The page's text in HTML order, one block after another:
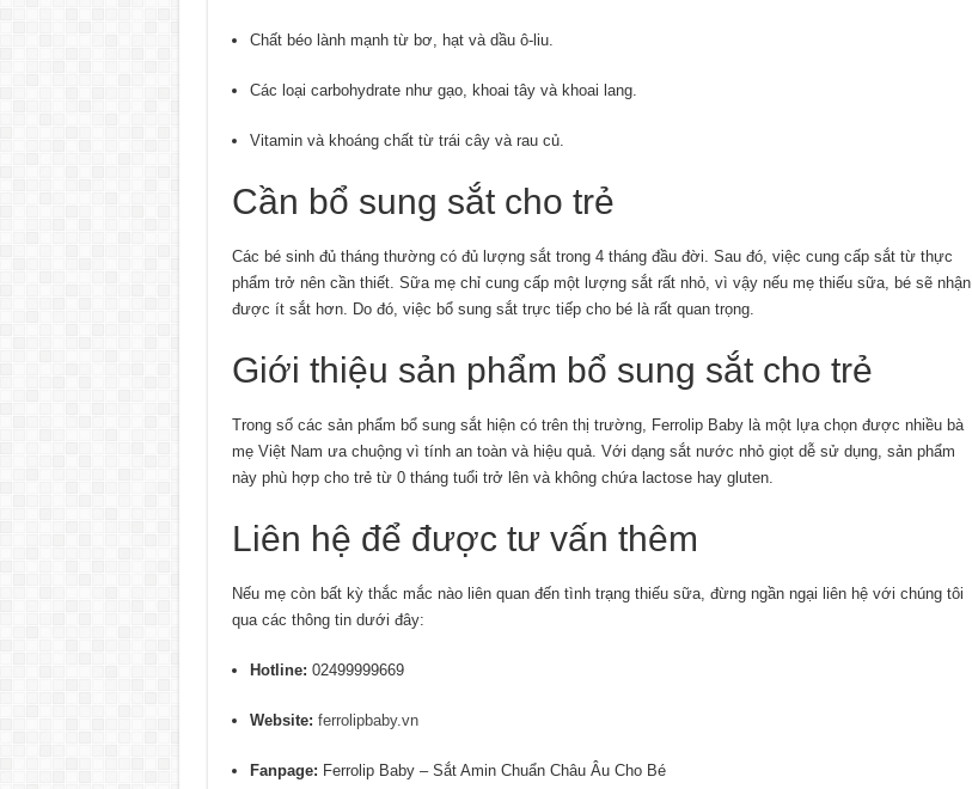
Chất béo lành mạnh từ bơ, hạt và dầu ô-liu.
Các loại carbohydrate như gạo, khoai tây và khoai lang.
Vitamin và khoáng chất từ trái cây và rau củ.
Cần bổ sung sắt cho trẻ
Các bé sinh đủ tháng thường có đủ lượng sắt trong 4 tháng đầu đời. Sau đó, việc cung cấp sắt từ thực
phẩm trở nên cần thiết. Sữa mẹ chỉ cung cấp một lượng sắt rất nhỏ, vì vậy nếu mẹ thiếu sữa, bé sẽ nhận
được ít sắt hơn. Do đó, việc bổ sung sắt trực tiếp cho bé là rất quan trọng.
Giới thiệu sản phẩm bổ sung sắt cho trẻ
Trong số các sản phẩm bổ sung sắt hiện có trên thị trường, Ferrolip Baby là một lựa chọn được nhiều bà
mẹ Việt Nam ưa chuộng vì tính an toàn và hiệu quả. Với dạng sắt nước nhỏ giọt dễ sử dụng, sản phẩm
này phù hợp cho trẻ từ 0 tháng tuổi trở lên và không chứa lactose hay gluten.
Liên hệ để được tư vấn thêm
Nếu mẹ còn bất kỳ thắc mắc nào liên quan đến tình trạng thiếu sữa, đừng ngần ngại liên hệ với chúng tôi
qua các thông tin dưới đây:
Hotline: 02499999669
Website: ferrolipbaby.vn
Fanpage: Ferrolip Baby – Sắt Amin Chuẩn Châu Âu Cho Bé